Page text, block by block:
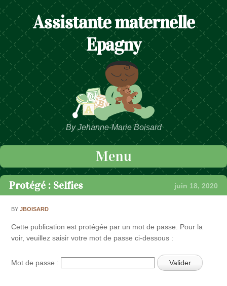
Assistante maternelle
Epagny
By Jehanne-Marie Boisard
Menu
Passer au contenu
Protégé : Selfies juin 18, 2020
BYJBOISARD
Cette publication est protégée par un mot de passe. Pour la
voir, veuillez saisir votre mot de passe ci-dessous :
Mot de passe :